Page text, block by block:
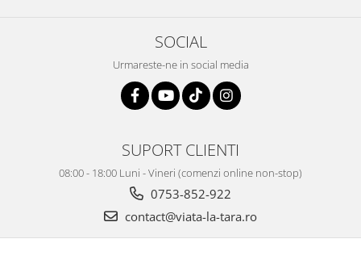
SOCIAL
Urmareste-ne in social media
SUPORT CLIENTI
08:00 - 18:00 Luni - Vineri (comenzi online non-stop)
0753-852-922
contact@viata-la-tara.ro